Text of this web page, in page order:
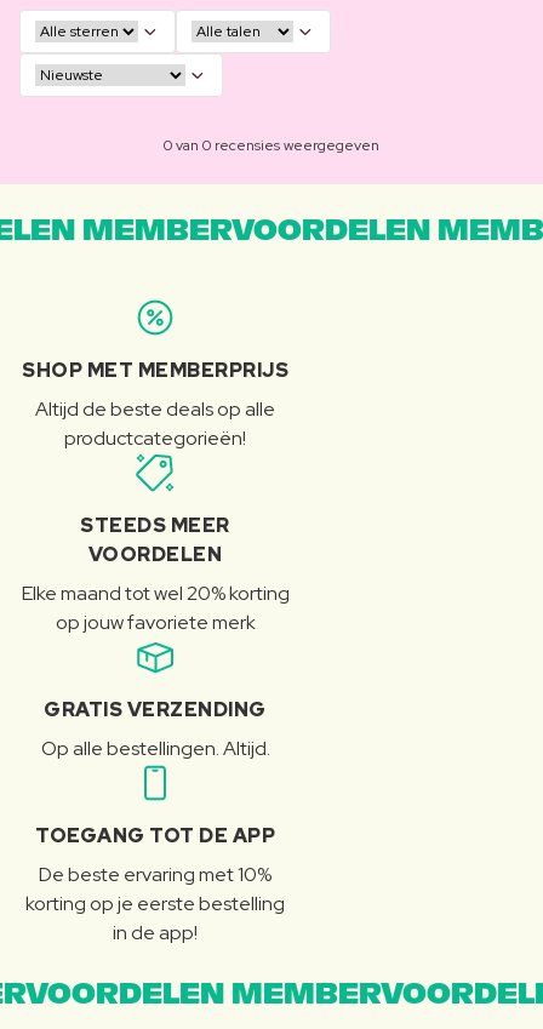
0 van 0 recensies weergegeven
MEMBERVOORDELEN
SHOP MET MEMBERPRIJS
Altijd de beste deals op alle
productcategorieën!
STEEDS MEER
VOORDELEN
Elke maand tot wel 20% korting
op jouw favoriete merk
GRATIS VERZENDING
Op alle bestellingen. Altijd.
TOEGANG TOT DE APP
De beste ervaring met 10%
korting op je eerste bestelling
in de app!